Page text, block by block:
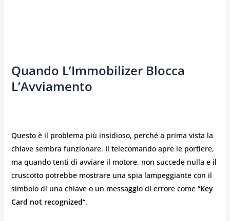
Quando L’Immobilizer Blocca
L’Avviamento
Questo è il problema più insidioso, perché a prima vista la
chiave sembra funzionare. Il telecomando apre le portiere,
ma quando tenti di avviare il motore, non succede nulla e il
cruscotto potrebbe mostrare una spia lampeggiante con il
simbolo di una chiave o un messaggio di errore come “Key
Card not recognized“.